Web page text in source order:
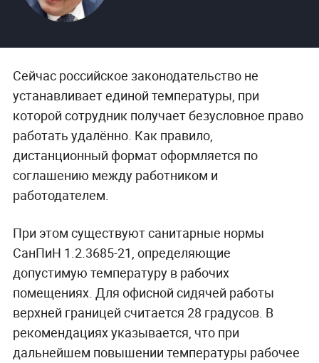
Сейчас российское законодательство не
устанавливает единой температуры, при
которой сотрудник получает безусловное право
работать удалённо. Как правило,
дистанционный формат оформляется по
соглашению между работником и
работодателем.
При этом существуют санитарные нормы
СанПиН 1.2.3685-21, определяющие
допустимую температуру в рабочих
помещениях. Для офисной сидячей работы
верхней границей считается 28 градусов. В
рекомендациях указывается, что при
дальнейшем повышении температуры рабочее